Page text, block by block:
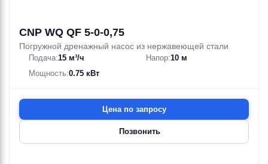
CNP WQ QF 5-0-0,75
Погружной дренажный насос из нержавеющей стали
Подача:15 м³/ч Напор:10 м
Мощность:0.75 кВт
Цена по запросу
Позвонить